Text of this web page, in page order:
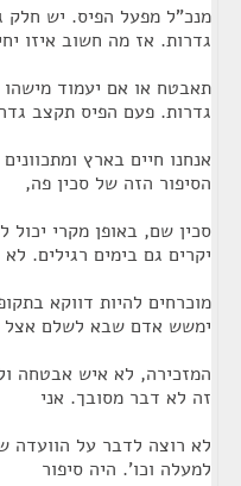
מנכ"ל מפעל הפיס. יש חלק
גדרות. אז מה חשוב איזו
תאבטח או אם יעמוד
גדרות. פעם הפיס תקצב
אנחנו חיים בארץ
הסיפור הזה של סכין פה,
סכין שם, באופן מקרי יכול
יקרים גם בימים רגילים. לא
מוכרחים להיות דווקא
ימשש אדם שבא לשלם אצל
המזכירה, לא איש אבטחה
זה לא דבר מסובך. אני
לא רוצה לדבר על הוועדה
למעלה וכו'. היה סיפור